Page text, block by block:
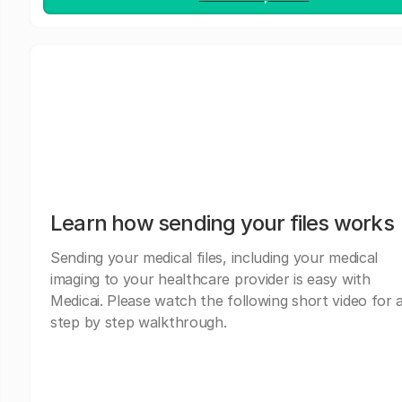
Learn how sending your files works
Sending your medical files, including your medical
imaging to your healthcare provider is easy with
Medicai. Please watch the following short video for
step by step walkthrough.